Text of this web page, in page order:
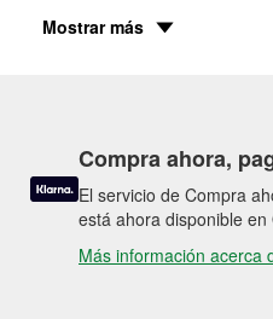
Mostrar más
Compra ahora,
El servicio de Compra
está ahora disponible en
Más información acerca